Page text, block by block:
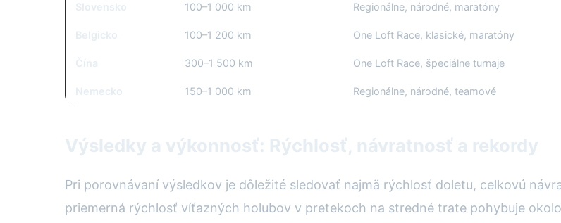
Slovensko 100–1 000 km Regionálne, národné, maratóny
Belgicko 100–1 200 km One Loft Race, klasické, maratóny
Čína 300–1 500 km One Loft Race, špeciálne turnaje
Nemecko 150–1 000 km Regionálne, národné, teamové
Výsledky a výkonnosť: Rýchlosť, návratnosť a rekordy
Pri porovnávaní výsledkov je dôležité sledovať najmä rýchlosť doletu, celkovú
priemerná rýchlosť víťazných holubov v pretekoch na stredné trate pohybuje